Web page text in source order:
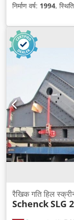
निर्माण वर्ष: 1994,
रैखिक गति हिल
SchenckSLG